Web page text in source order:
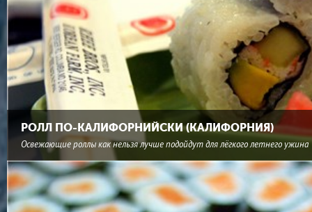
РОЛЛ ПО-КАЛИФОРНИЙСКИ (КАЛИФОРНИЯ)
Освежающие роллы как нельзя лучше подойдут для лёгкого летнего ужина